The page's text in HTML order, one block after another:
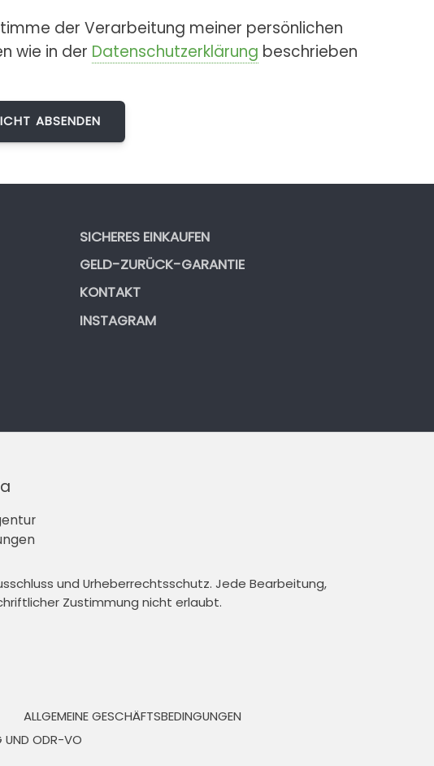
der Verarbeitung meiner persönlichen
wie in der Datenschutzerklärung beschrieben
SICHERES EINKAUFEN
GELD-ZURÜCK-GARANTIE
KONTAKT
INSTAGRAM
und Urheberrechtsschutz. Jede Bearbeitung,
Zustimmung nicht erlaubt.
ALLGEMEINE GESCHÄFTSBEDINGUNGEN
UND ODR-VO